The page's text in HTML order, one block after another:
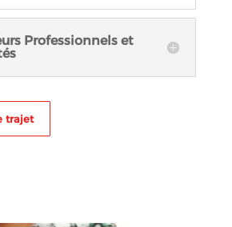
Professionnels et
trajet